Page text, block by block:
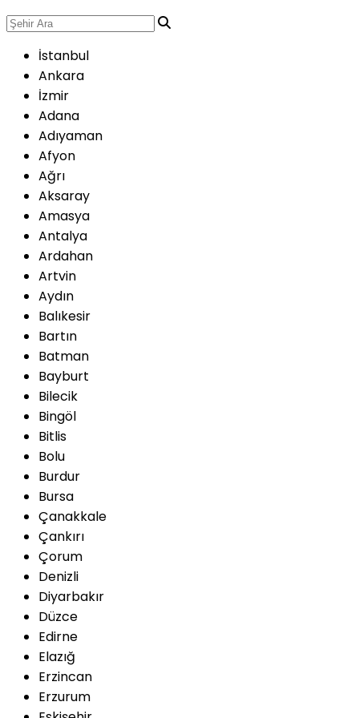
İstanbul
Ankara
İzmir
Adana
Adıyaman
Afyon
Ağrı
Aksaray
Amasya
Antalya
Ardahan
Artvin
Aydın
Balıkesir
Bartın
Batman
Bayburt
Bilecik
Bingöl
Bitlis
Bolu
Burdur
Bursa
Çanakkale
Çankırı
Çorum
Denizli
Diyarbakır
Düzce
Edirne
Elazığ
Erzincan
Erzurum